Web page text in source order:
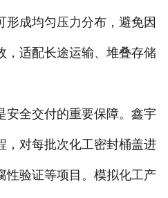
形成均匀压力分布，避免因
，适配长途运输、堆叠存储
全交付的重要保障。鑫宇
，对每批次化工密封桶盖进
性验证等项目。模拟化工产